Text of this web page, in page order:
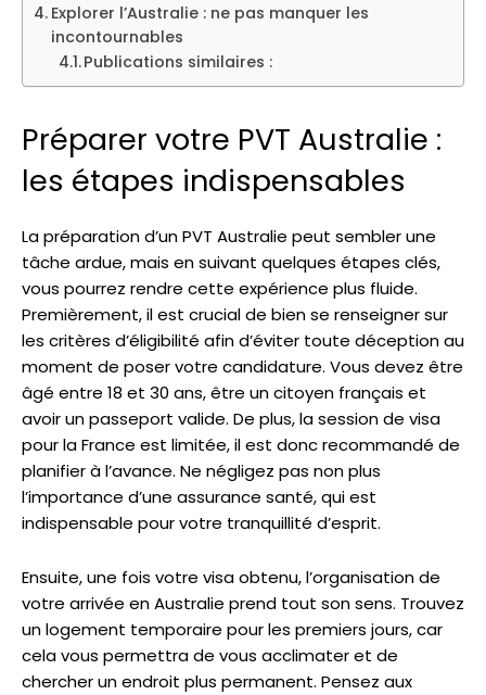
Explorer l’Australie : ne pas manquer les
incontournables
Publications similaires :
Préparer votre PVT Australie :
les étapes indispensables
La préparation d’un PVT Australie peut sembler une
tâche ardue, mais en suivant quelques étapes clés,
vous pourrez rendre cette expérience plus fluide.
Premièrement, il est crucial de bien se renseigner sur
les critères d’éligibilité afin d’éviter toute déception au
moment de poser votre candidature. Vous devez être
âgé entre 18 et 30 ans, être un citoyen français et
avoir un passeport valide. De plus, la session de visa
pour la France est limitée, il est donc recommandé de
planifier à l’avance. Ne négligez pas non plus
l’importance d’une assurance santé, qui est
indispensable pour votre tranquillité d’esprit.
Ensuite, une fois votre visa obtenu, l’organisation de
votre arrivée en Australie prend tout son sens. Trouvez
un logement temporaire pour les premiers jours, car
cela vous permettra de vous acclimater et de
chercher un endroit plus permanent. Pensez aux